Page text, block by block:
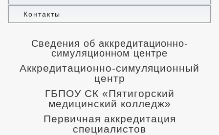
Контакты
Сведения об аккредитационно-
симуляционном центре
Аккредитационно-симуляционный
центр
ГБПОУ СК «Пятигорский
медицинский колледж»
Первичная аккредитация
специалистов